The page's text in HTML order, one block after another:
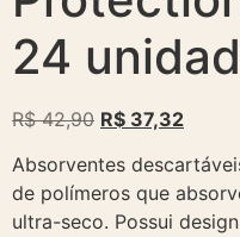
24
R$42,90 R$ 37,32
Absorventes
de polímeros que
ultra-seco. Possui